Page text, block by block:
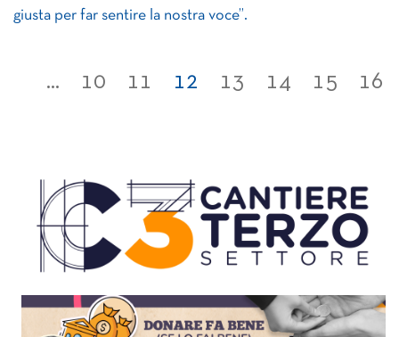
giusta per far sentire la nostra voce”.
... 10 11 12 13 14 15 16